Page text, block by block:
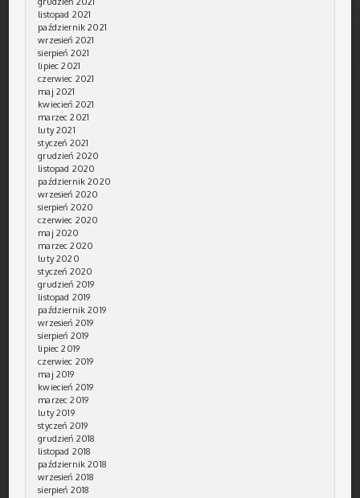
listopad 2021
październik 2021
wrzesień 2021
sierpień 2021
lipiec 2021
czerwiec 2021
maj 2021
kwiecień 2021
marzec 2021
luty 2021
styczeń 2021
grudzień 2020
listopad 2020
październik 2020
wrzesień 2020
sierpień 2020
czerwiec 2020
maj 2020
marzec 2020
luty 2020
styczeń 2020
grudzień 2019
listopad 2019
październik 2019
wrzesień 2019
sierpień 2019
lipiec 2019
czerwiec 2019
maj 2019
kwiecień 2019
marzec 2019
luty 2019
styczeń 2019
grudzień 2018
listopad 2018
październik 2018
wrzesień 2018
sierpień 2018